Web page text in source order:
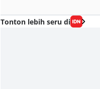
Tonton lebih seru di